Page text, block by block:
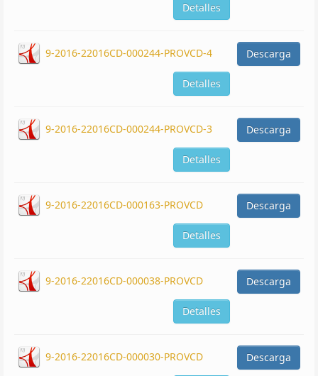
Detalles
9-2016-22016CD-000244-PROVCD-4 Descarga
Detalles
9-2016-22016CD-000244-PROVCD-3 Descarga
Detalles
9-2016-22016CD-000163-PROVCD Descarga
Detalles
9-2016-22016CD-000038-PROVCD Descarga
Detalles
9-2016-22016CD-000030-PROVCD Descarga